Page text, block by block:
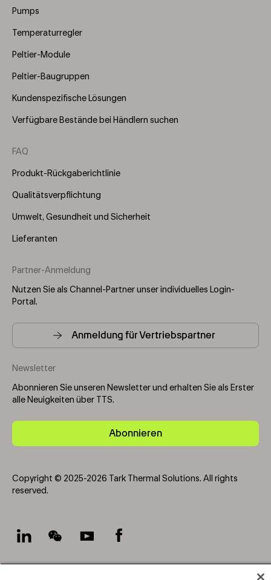
Pumps
Temperaturregler
Peltier-Module
Peltier-Baugruppen
Kundenspezifische Lösungen
Verfügbare Bestände bei Händlern suchen
FAQ
Produkt-Rückgaberichtlinie
Qualitätsverpflichtung
Umwelt, Gesundheit und Sicherheit
Lieferanten
Partner-Anmeldung
Nutzen Sie als Channel-Partner unser individuelles Login-
Portal.
Anmeldung für Vertriebspartner
Newsletter
Abonnieren Sie unseren Newsletter und erhalten Sie als Erster
alle Neuigkeiten über TTS.
Abonnieren
Copyright © 2025-2026 Tark Thermal Solutions. All rights
reserved.
Socials